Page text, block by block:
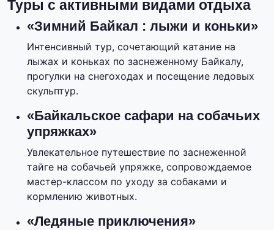
Туры с активными видами отдыха
«Зимний Байкал : лыжи и коньки»
Интенсивный тур, сочетающий катание на
лыжах и коньках по заснеженному Байкалу,
прогулки на снегоходах и посещение ледовых
скульптур.
«Байкальское сафари на собачьих
упряжках»
Увлекательное путешествие по заснеженной
тайге на собачьей упряжке, сопровождаемое
мастер-классом по уходу за собаками и
кормлению животных.
«Ледяные приключения»